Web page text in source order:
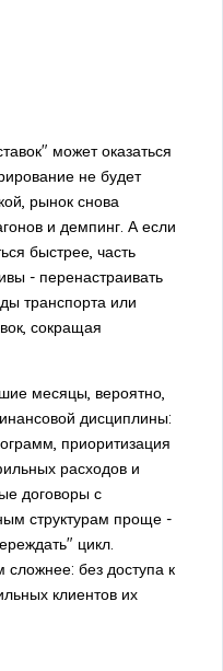
может оказаться
не будет
рынок снова
и демпинг. А если
быстрее, часть
- перенастраивать
транспорта или
сокращая
месяцы, вероятно,
дисциплины:
приоритизация
расходов и
договоры с
структурам проще -
цикл.
без доступа к
клиентов их